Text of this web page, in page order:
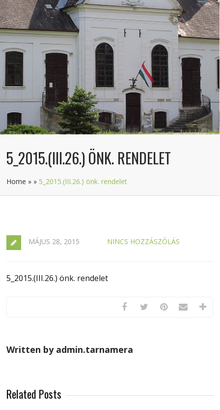
5_2015.(III.26.) ÖNK. RENDELET
Home » » 5_2015.(III.26.) önk. rendelet
MÁJUS 28, 2015 NINCS HOZZÁSZÓLÁS
5_2015.(III.26.) önk. rendelet
Written by admin.tarnamera
Related Posts